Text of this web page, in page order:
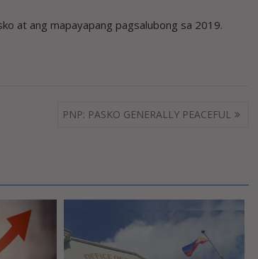
at ang mapayapang pagsalubong sa 2019.
PNP: PASKO GENERALLY PEACEFUL